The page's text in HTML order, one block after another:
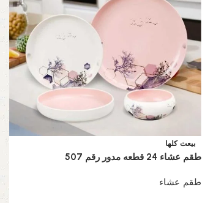
بيعت كلها
طقم عشاء 24 قطعه مدور رقم 507
طقم عشاء